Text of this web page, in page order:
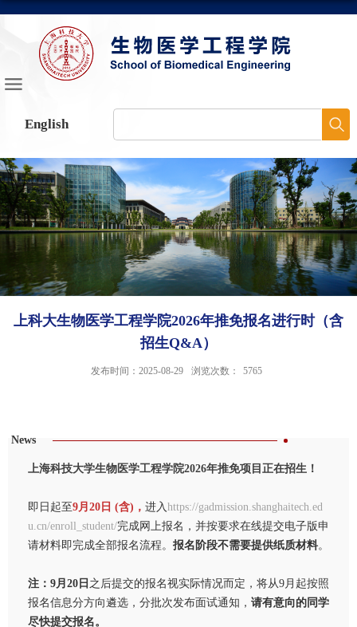
English
上科大生物医学工程学院2026年推免报名进行时（含
招生Q&A）
发布时间：2025-08-29 浏览次数： 5765
News
上海科技大学生物医学工程学院2026年推免项目正在招生！
即日起至9月20日 (含)， 进入https://gadmission.shanghaitech.ed
u.cn/enroll_student/完成网上报名，并按要求在线提交电子版申
请材料即完成全部报名流程。 报名阶段不需要提供纸质材料。
注： 9月20日 之后提交的报名视实际情况而定，将从9月起按照
报名信息分方向遴选，分批次发布面试通知， 请有意向的同学
尽快提交报名。